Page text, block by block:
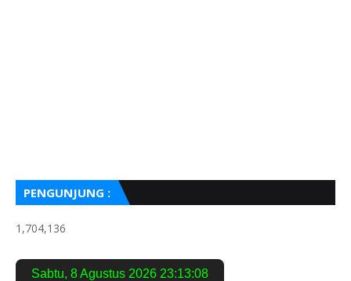
PENGUNJUNG :
1,704,136
Sabtu, 8 Agustus 2026 23:13:09